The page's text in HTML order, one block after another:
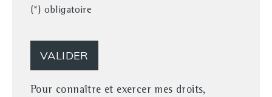
(*) obligatoire
Pour connaître et exercer mes droits,